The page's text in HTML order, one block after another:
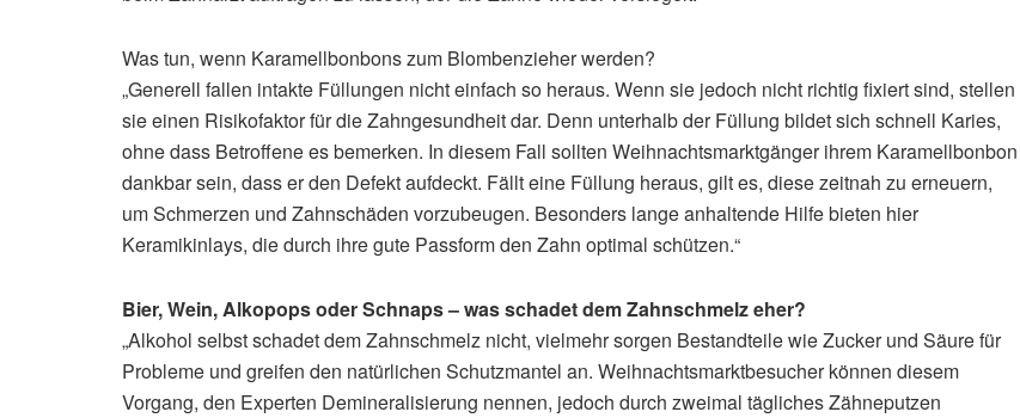
Was tun, wenn Karamellbonbons zum Blombenzieher werden?
„Generell fallen intakte Füllungen nicht einfach so heraus. Wenn sie jedoch nicht richtig fixiert sind, stellen
sie einen Risikofaktor für die Zahngesundheit dar. Denn unterhalb der Füllung bildet sich schnell Karies,
ohne dass Betroffene es bemerken. In diesem Fall sollten Weihnachtsmarktgänger ihrem Karamellbonbon
dankbar sein, dass er den Defekt aufdeckt. Fällt eine Füllung heraus, gilt es, diese zeitnah zu erneuern,
um Schmerzen und Zahnschäden vorzubeugen. Besonders lange anhaltende Hilfe bieten hier
Keramikinlays, die durch ihre gute Passform den Zahn optimal schützen.“
Bier, Wein, Alkopops oder Schnaps – was schadet dem Zahnschmelz eher?
„Alkohol selbst schadet dem Zahnschmelz nicht, vielmehr sorgen Bestandteile wie Zucker und Säure für
Probleme und greifen den natürlichen Schutzmantel an. Weihnachtsmarktbesucher können diesem
Vorgang, den Experten Demineralisierung nennen, jedoch durch zweimal tägliches Zähneputzen